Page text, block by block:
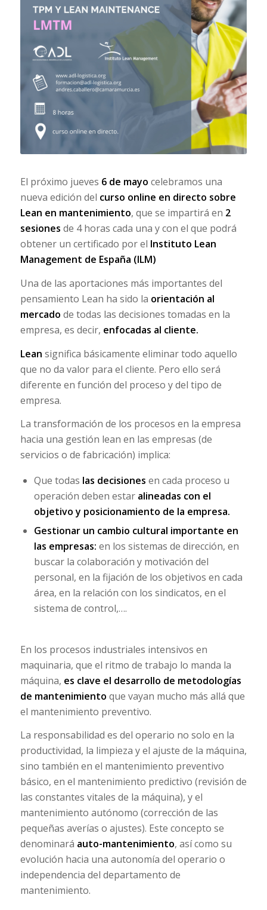
El próximo jueves 6 de mayo celebramos una
nueva edición del curso online en directo sobre
Lean en mantenimiento, que se impartirá en 2
sesiones de 4 horas cada una y con el que podrá
obtener un certificado por el Instituto Lean
Management de España (ILM)
Una de las aportaciones más importantes del
pensamiento Lean ha sido la orientación al
mercado de todas las decisiones tomadas en la
empresa, es decir, enfocadas al cliente.
Lean significa básicamente eliminar todo aquello
que no da valor para el cliente. Pero ello será
diferente en función del proceso y del tipo de
empresa.
La transformación de los procesos en la empresa
hacia una gestión lean en las empresas (de
servicios o de fabricación) implica:
Que todas las decisiones en cada proceso u
operación deben estar alineadas con el
objetivo y posicionamiento de la empresa.
Gestionar un cambio cultural importante en
las empresas: en los sistemas de dirección, en
buscar la colaboración y motivación del
personal, en la fijación de los objetivos en cada
área, en la relación con los sindicatos, en el
sistema de control,….
En los procesos industriales intensivos en
maquinaria, que el ritmo de trabajo lo manda la
máquina, es clave el desarrollo de metodologías
de mantenimiento que vayan mucho más allá que
el mantenimiento preventivo.
La responsabilidad es del operario no solo en la
productividad, la limpieza y el ajuste de la máquina,
sino también en el mantenimiento preventivo
básico, en el mantenimiento predictivo (revisión de
las constantes vitales de la máquina), y el
mantenimiento autónomo (corrección de las
pequeñas averías o ajustes). Este concepto se
denominará auto-mantenimiento, así como su
evolución hacia una autonomía del operario o
independencia del departamento de
mantenimiento.